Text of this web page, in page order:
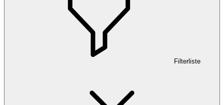
Filterliste